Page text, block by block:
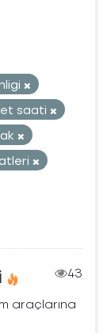
saati
43
araçlarına